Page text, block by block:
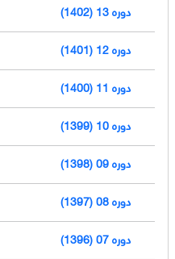
دوره 13 (1402)
دوره 12 (1401)
دوره 11 (1400)
دوره 10 (1399)
دوره 09 (1398)
دوره 08 (1397)
دوره 07 (1396)